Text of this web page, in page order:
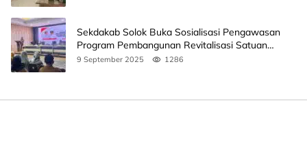
Sekdakab Solok Buka Sosialisasi Pengawasan
Program Pembangunan Revitalisasi Satuan
Pendidikan
9 September 2025 1286